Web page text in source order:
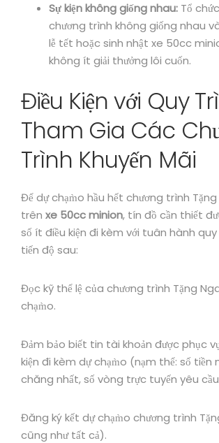
Sự kiện không giống nhau: Tổ
chương trình không giống nhau
lễ tết hoặc sinh nhật xe 50cc
không ít giải thưởng lôi cuốn.
Điều Kiện với Quy
Tham Gia Các
Trình Khuyến Mãi
Để dự chạm̀o hầu hết chương trình
trên xe 50cc minion, tín đồ cần thiết
số ít điều kiện đi kèm với tuân hành
tiến độ sau:
Đọc kỹ thể lệ của chương trình Tặng
chạm̀o.
Đảm bảo biết tin tài khoản được phục
kiện đi kèm dự chạm̀o (nạm thể: số tiền
chăng nhất, số vòng trực tuyến yêu
Đăng ký kết dự chạm̀o chương trình
cũng như tất cả).